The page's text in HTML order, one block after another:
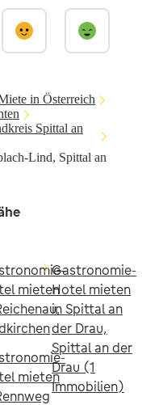
in Österreich
Spittal an
Lind, Spittal an
mieten
mieten
Gastronomie-
Hotel mieten
in Spittal an
der Drau,
Spittal an der
Drau (1
Immobilien)